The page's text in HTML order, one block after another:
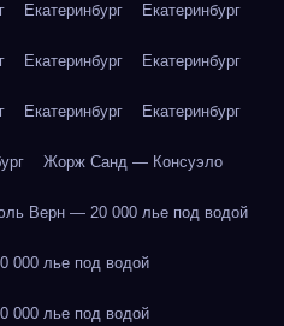
Екатеринбург Екатеринбург
Екатеринбург Екатеринбург
Екатеринбург Екатеринбург
Жорж Санд — Консуэло
Верн — 20 000 лье под водой
лье под водой
лье под водой